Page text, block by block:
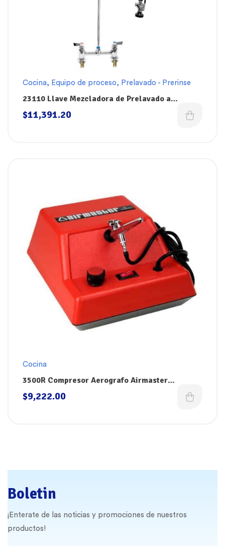
Cocina, Equipo de proceso, Prelavado - Prerinse
23110 Llave Mezcladora de Prelavado a
Cubierta de 36″ FISHER Prerinse
$11,391.20
Cocina
3500R Compresor Aerografo Airmaster
KOPYKAKE
$9,222.00
Boletin
¡Enterate de las noticias y promociones de nuestros
productos!